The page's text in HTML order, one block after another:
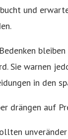
und
Sie warnen
in den
drängen auf